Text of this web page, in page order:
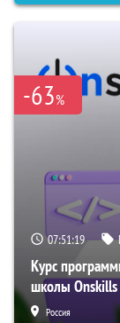
-63%
07:51:18
Курс
школы Onskills
Россия